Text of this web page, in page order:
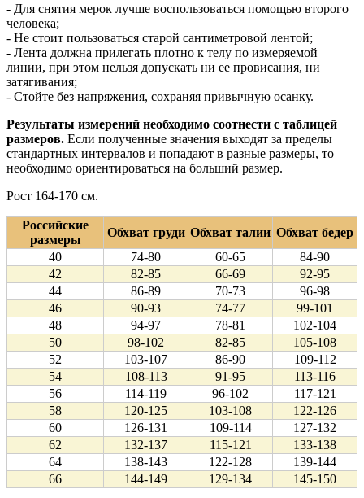
- Для снятия мерок лучше воспользоваться помощью второго
человека;
- Не стоит пользоваться старой сантиметровой лентой;
- Лента должна прилегать плотно к телу по измеряемой
линии, при этом нельзя допускать ни ее провисания, ни
затягивания;
- Стойте без напряжения, сохраняя привычную осанку.
Результаты измерений необходимо соотнести с таблицей
размеров. Если полученные значения выходят за пределы
стандартных интервалов и попадают в разные размеры, то
необходимо ориентироваться на больший размер.
Рост 164-170 см.
Российские
размеры
Обхват груди Обхват талии Обхват бедер
40
74-80 60-65
84-90
42
82-85 66-69
92-95
44
86-89 70-73
96-98
46
90-93 74-77
99-101
48
94-97 78-81
102-104
50
98-102 82-85
105-108
52
103-107 86-90
109-112
54
108-113 91-95
113-116
56
114-119 96-102
117-121
58
120-125 103-108
122-126
60
126-131 109-114
127-132
62
132-137 115-121
133-138
64
138-143 122-128
139-144
66
144-149 129-134 145-150